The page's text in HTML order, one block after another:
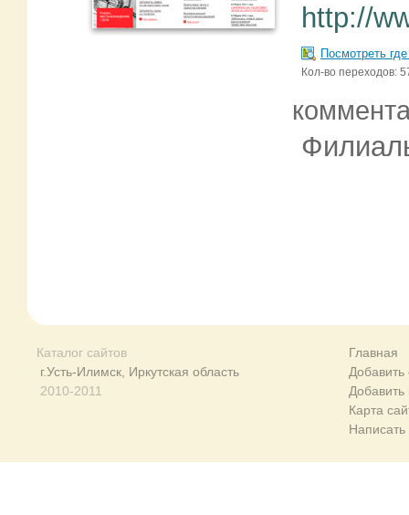
http://
Посмотреть
Кол-во переходов:
Каталог сайтов
г.Усть-Илимск, Иркутская область
2010-2011
Главная
Добавить
Карта